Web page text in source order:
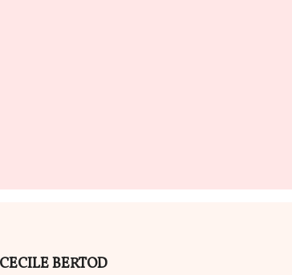
BERTOD